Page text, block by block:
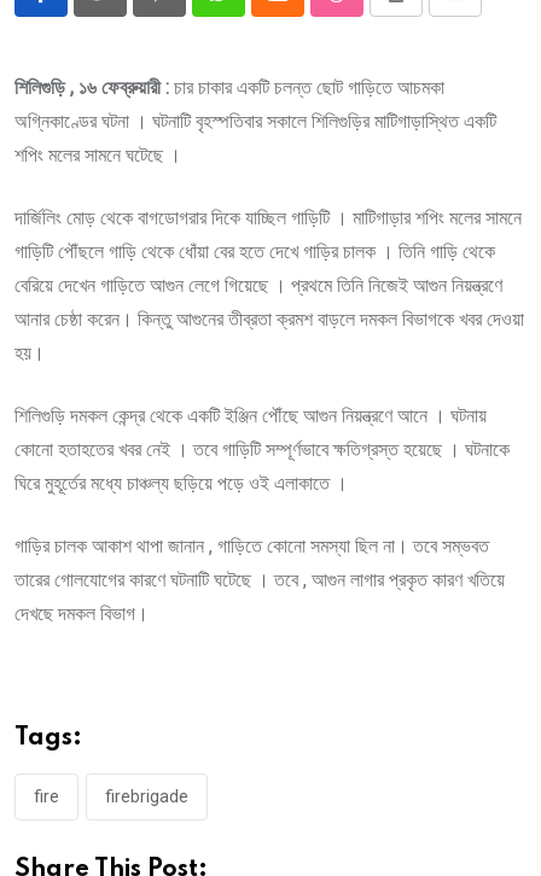
PinterestWhatsappCloud StumbleUpon
Print
Share
শিলিগুড়ি , ১৬ ফেব্রুয়ারী : চার চাকার একটি চলন্ত ছোট গাড়িতে আচমকা
অগ্নিকাণ্ডের ঘটনা । ঘটনাটি বৃহস্পতিবার সকালে শিলিগুড়ির মাটিগাড়াস্থিত একটি
শপিং মলের সামনে ঘটেছে ।
দার্জিলিং মোড় থেকে বাগডোগরার দিকে যাচ্ছিল গাড়িটি । মাটিগাড়ার শপিং মলের সামনে
গাড়িটি পৌঁছলে গাড়ি থেকে ধোঁয়া বের হতে দেখে গাড়ির চালক । তিনি গাড়ি থেকে
বেরিয়ে দেখেন গাড়িতে আগুন লেগে গিয়েছে । প্রথমে তিনি নিজেই আগুন নিয়ন্ত্রণে
আনার চেষ্ঠা করেন। কিন্তু আগুনের তীব্রতা ক্রমশ বাড়লে দমকল বিভাগকে খবর দেওয়া
হয়।
শিলিগুড়ি দমকল কেন্দ্র থেকে একটি ইঞ্জিন পৌঁছে আগুন নিয়ন্ত্রণে আনে । ঘটনায়
কোনো হতাহতের খবর নেই । তবে গাড়িটি সম্পূর্ণভাবে ক্ষতিগ্রস্ত হয়েছে । ঘটনাকে
ঘিরে মুহূর্তের মধ্যে চাঞ্চল্য ছড়িয়ে পড়ে ওই এলাকাতে ।
গাড়ির চালক আকাশ থাপা জানান , গাড়িতে কোনো সমস্যা ছিল না। তবে সম্ভবত
তারের গোলযোগের কারণে ঘটনাটি ঘটেছে । তবে , আগুন লাগার প্রকৃত কারণ খতিয়ে
দেখছে দমকল বিভাগ।
Tags:
fire firebrigade
Share This Post: